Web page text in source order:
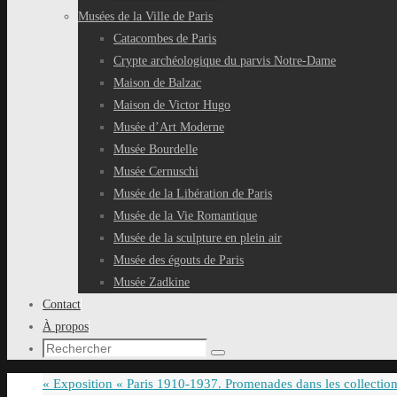
Musées de la Ville de Paris
Catacombes de Paris
Crypte archéologique du parvis Notre-Dame
Maison de Balzac
Maison de Victor Hugo
Musée d’Art Moderne
Musée Bourdelle
Musée Cernuschi
Musée de la Libération de Paris
Musée de la Vie Romantique
Musée de la sculpture en plein air
Musée des égouts de Paris
Musée Zadkine
Contact
À propos
Recherche
:
Rechercher
« Exposition « Paris 1910-1937. Promenades dans les